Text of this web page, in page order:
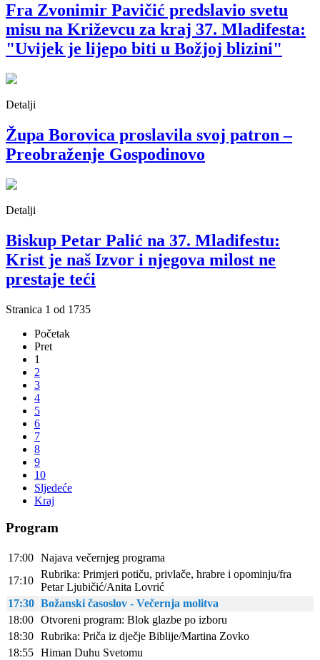
Fra Zvonimir Pavičić predslavio svetu
misu na Križevcu za kraj 37. Mladifesta:
"Uvijek je lijepo biti u Božjoj blizini"
Detalji
Župa Borovica proslavila svoj patron –
Preobraženje Gospodinovo
Detalji
Biskup Petar Palić na 37. Mladifestu:
Krist je naš Izvor i njegova milost ne
prestaje teći
Stranica 1 od 1735
Početak
Pret
1
2
3
4
5
6
7
8
9
10
Sljedeće
Kraj
Program
17:00 Najava večernjeg programa
17:10
Rubrika: Primjeri potiču, privlače, hrabre i opominju/fra
Petar Ljubičić/Anita Lovrić
17:30 Božanski časoslov - Večernja molitva
18:00 Otvoreni program: Blok glazbe po izboru
18:30 Rubrika: Priča iz dječje Biblije/Martina Zovko
18:55 Himan Duhu Svetomu